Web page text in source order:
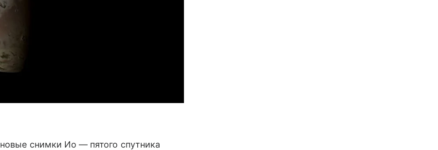
новые снимки Ио — пятого спутника